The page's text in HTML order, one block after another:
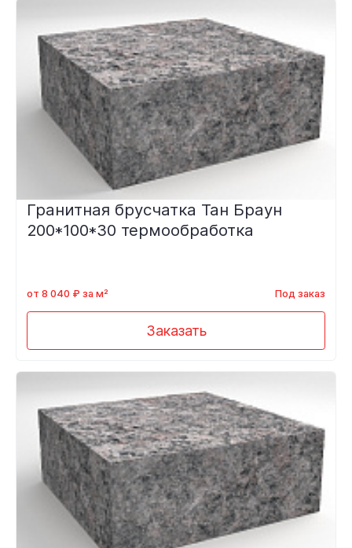
Гранитная брусчатка Тан Браун
200*100*30 термообработка
от 8 040 ₽ за м² Под заказ
Заказать